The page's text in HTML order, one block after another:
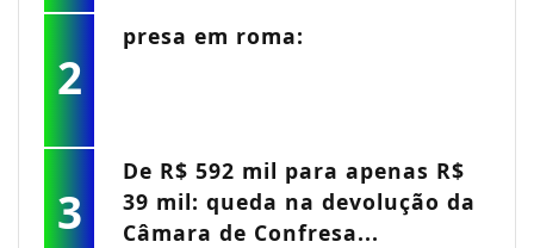
2
presa em roma:
3
De R$ 592 mil para apenas R$
39 mil: queda na devolução da
Câmara de Confresa...